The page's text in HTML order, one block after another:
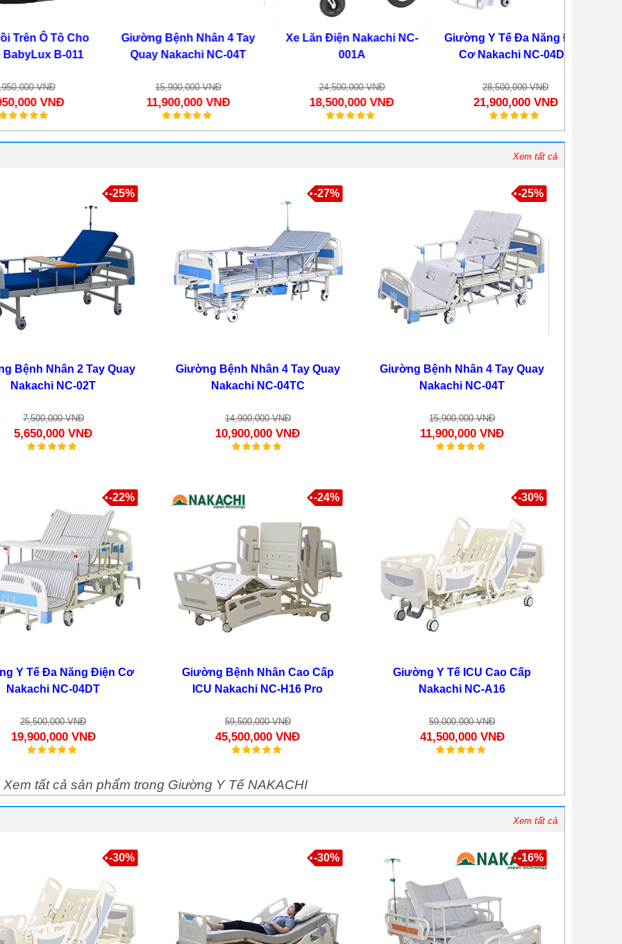
Ô Tô Cho
B-011
VNĐ
VNĐ
Giường Bệnh Nhân 4 Tay
Quay Nakachi NC-04T
15,900,000 VNĐ
11,900,000 VNĐ
Xe Lăn Điện Nakachi NC-
24,500,000 VNĐ
18,500,000 VNĐ
Giường Y Tế Đa Năng Điện
Cơ Nakachi NC-04DC
28,500,000 VNĐ
21,900,000 VNĐ
Xem tất cả
Bệnh Nhân 2 Tay Quay
Nakachi NC-02T
7,500,000 VNĐ
5,650,000 VNĐ
-25%
Giường Bệnh Nhân 4 Tay Quay
Nakachi NC-04TC
14,900,000 VNĐ
10,900,000 VNĐ
-27%
Giường Bệnh Nhân 4 Tay Quay
Nakachi NC-04T
15,900,000 VNĐ
11,900,000 VNĐ
-25%
Y Tế Đa Năng Điện Cơ
Nakachi NC-04DT
25,500,000 VNĐ
19,900,000 VNĐ
-22%
Giường Bệnh Nhân Cao Cấp
ICU Nakachi NC-H16 Pro
59,500,000 VNĐ
45,500,000 VNĐ
-24%
Giường Y Tế ICU Cao Cấp
Nakachi NC-A16
59,000,000 VNĐ
41,500,000 VNĐ
-30%
Xem tất cả sản phẩm trong Giường Y Tế NAKACHI
Xem tất cả
-30% -30% -16%